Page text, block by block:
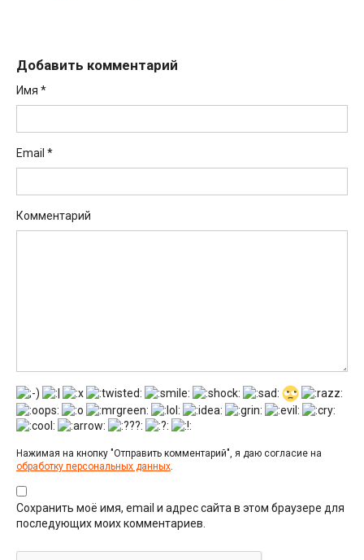
Добавить комментарий
Имя *
Email *
Комментарий
Нажимая на кнопку "Отправить комментарий", я даю согласие на
обработку персональных данных.
Сохранить моё имя, email и адрес сайта в этом браузере для
последующих моих комментариев.